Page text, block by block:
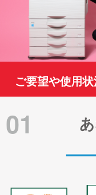
ご要望や使用
01